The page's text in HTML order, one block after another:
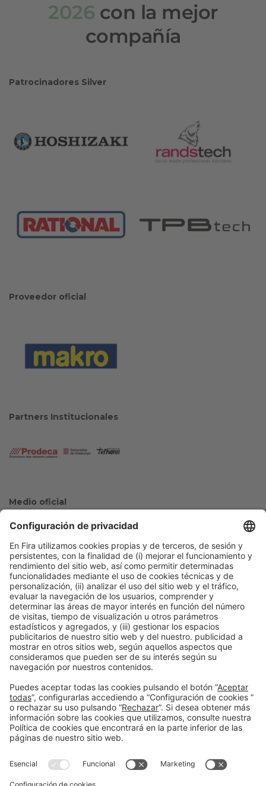
2026 con la mejor
compañía
Patrocinadores Silver
Proveedor oficial
Partners Institucionales
Medio oficial
Colaboradores